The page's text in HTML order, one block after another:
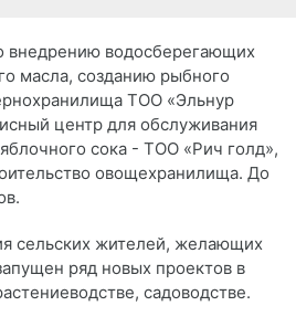
внедрению водосберегающих
масла, созданию рыбного
ТОО «Эльнур
центр для обслуживания
сока - ТОО «Рич голд»,
овощехранилища. До
сельских жителей, желающих
ряд новых проектов в
садоводстве.